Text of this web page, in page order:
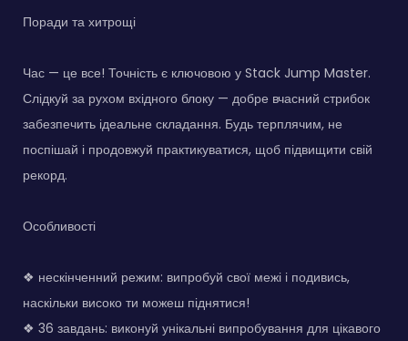
Поради та хитрощі
Час — це все! Точність є ключовою у Stack Jump Master.
Слідкуй за рухом вхідного блоку — добре вчасний стрибок
забезпечить ідеальне складання. Будь терплячим, не
поспішай і продовжуй практикуватися, щоб підвищити свій
рекорд.
Особливості
❖ нескінченний режим: випробуй свої межі і подивись,
наскільки високо ти можеш піднятися!
❖ 36 завдань: виконуй унікальні випробування для цікавого